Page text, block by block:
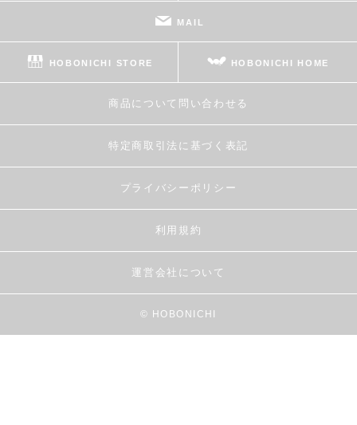
MAIL
HOBONICHI STORE HOBONICHI HOME
商品について問い合わせる
特定商取引法に基づく表記
プライバシーポリシー
利用規約
運営会社について
© HOBONICHI